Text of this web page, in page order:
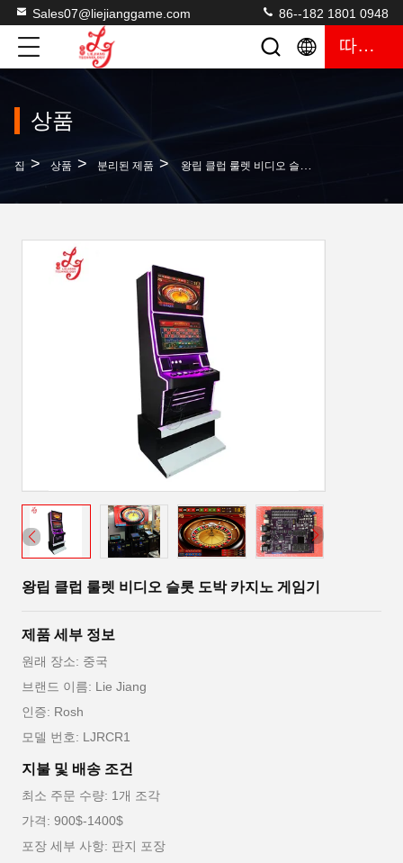
Sales07@liejianggame.com 86--182 1801 0948
따옴표
상품
집 > 상품 > 분리된 제품 > 왕립 클럽 룰렛 비디오 슬롯 도박 카지노 게임기
왕립 클럽 룰렛 비디오 슬롯 도박 카지노 게임기
제품 세부 정보
원래 장소: 중국
브랜드 이름: Lie Jiang
인증: Rosh
모델 번호: LJRCR1
지불 및 배송 조건
최소 주문 수량: 1개 조각
가격: 900$-1400$
포장 세부 사항: 판지 포장